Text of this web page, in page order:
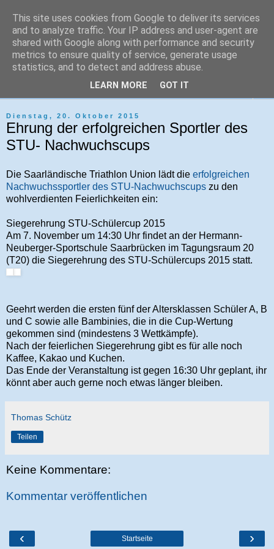
Tri-Sport Saar-Hochwald
Verein für Ausdauersport und Triathlon
Dienstag, 20. Oktober 2015
Ehrung der erfolgreichen Sportler des
STU- Nachwuchscups
Die Saarländische Triathlon Union lädt die erfolgreichen
Nachwuchssportler des STU-Nachwuchscups zu den
wohlverdienten Feierlichkeiten ein:
Siegerehrung STU-Schülercup 2015
Am 7. November um 14:30 Uhr findet an der Hermann-
Neuberger-Sportschule Saarbrücken im Tagungsraum 20
(T20) die Siegerehrung des STU-Schülercups 2015 statt.
Geehrt werden die ersten fünf der Altersklassen Schüler A, B
und C sowie alle Bambinies, die in die Cup-Wertung
gekommen sind (mindestens 3 Wettkämpfe).
Nach der feierlichen Siegerehrung gibt es für alle noch
Kaffee, Kakao und Kuchen.
Das Ende der Veranstaltung ist gegen 16:30 Uhr geplant, ihr
könnt aber auch gerne noch etwas länger bleiben.
Thomas Schütz
Teilen
Keine Kommentare:
Kommentar veröffentlichen
‹ ›
Startseite
This site uses cookies from Google to deliver its services
and to analyze traffic. Your IP address and user-agent are
shared with Google along with performance and security
metrics to ensure quality of service, generate usage
statistics, and to detect and address abuse.
LEARN MORE GOT IT